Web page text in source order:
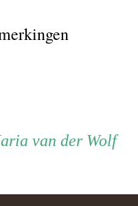
van der Wolf